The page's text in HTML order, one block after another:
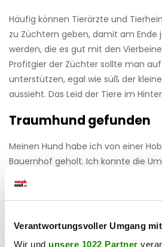
Verantwortungsvoller Umgang
Wir und unsere 1022 Partner
Häufig können Tierärzte und
zu Züchtern geben, damit am
werden, die es gut mit den
Profitgier der Züchter sollte man auf
unterstützen, egal wie süß der
aussieht. Das Leid der Tiere im
Traumhund gefunden
Meinen Hund habe ich von einer
Bauernhof geholt. Ich konnte die
sehen, durfte einige Male zu
die Tiere gehalten wurden und wie
Bauernhof hatte ich schnell meine